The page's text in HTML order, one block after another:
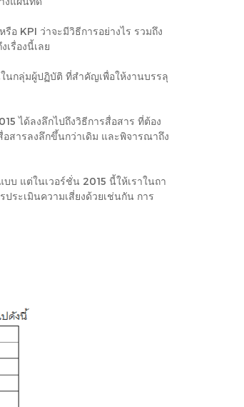
KPI ว่าจะมีวิธีการอย่างไร รวมถึง
รื่องนี้เลย
นกลุ่มผู้ปฏิบัติ ที่สำคัญเพื่อให้งานบรรลุ
ได้ลงลึกไปถึงวิธีการสื่อสาร ที่ต้อง
สารลงลึกขึ้นกว่าเดิม และพิจารณาถึง
แต่ในเวอร์ชั่น 2015 นี้ให้เราในถา
ะเมินความเสี่ยงด้วยเช่นกัน การ